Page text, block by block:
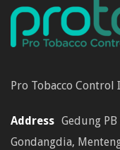
Pro Tobacco Control
Address Gedung
Gondangdia,